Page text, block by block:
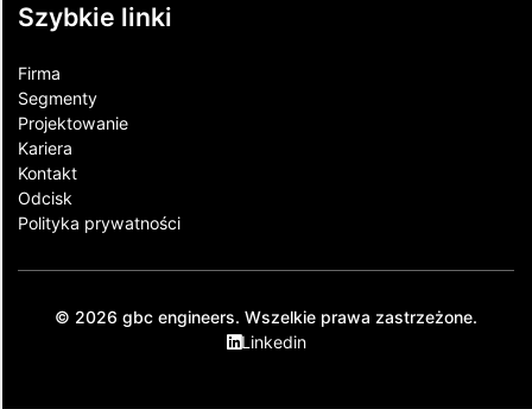
Szybkie linki
Firma
Segmenty
Projektowanie
Kariera
Kontakt​
Odcisk
Polityka prywatności
© 2026 gbc engineers. Wszelkie prawa zastrzeżone.
Linkedin